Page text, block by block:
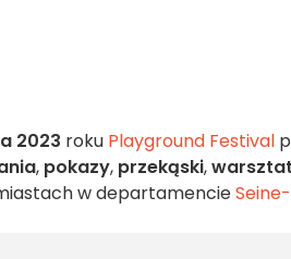
2023 roku Playground Festival
, pokazy, przekąski,
w departamencie